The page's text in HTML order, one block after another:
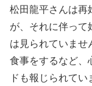
松田龍平さんは再
が、それに伴って
は見られていませ
食事をするなど、
ドも報じられてい